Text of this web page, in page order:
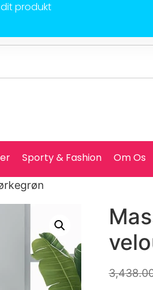
produkt
Sporty & Fashion Om Os